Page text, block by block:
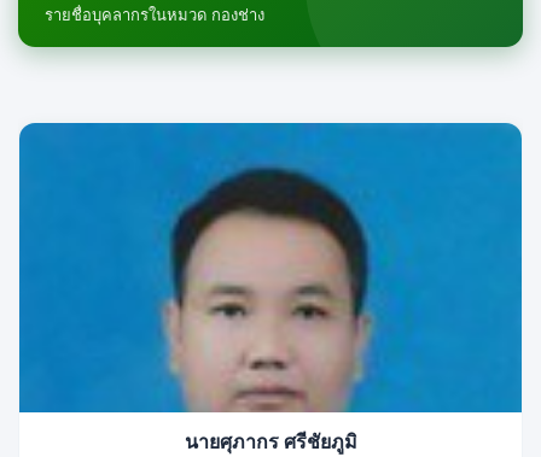
รายชื่อบุคลากรในหมวด กองช่าง
นายศุภากร ศรีชัยภูมิ